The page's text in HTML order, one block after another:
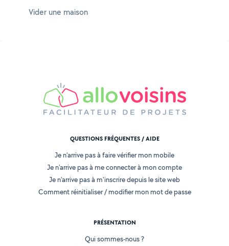
Vider une maison
QUESTIONS FRÉQUENTES / AIDE
Je n'arrive pas à faire vérifier mon mobile
Je n'arrive pas à me connecter à mon compte
Je n'arrive pas à m'inscrire depuis le site web
Comment réinitialiser / modifier mon mot de passe
PRÉSENTATION
Qui sommes-nous ?